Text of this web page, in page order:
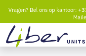
Vragen? Bel ons op kantoor: